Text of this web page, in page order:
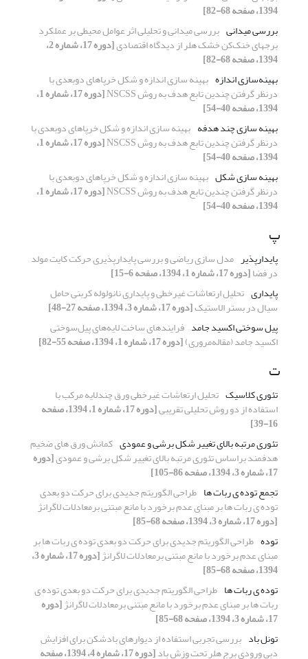
1394، صفحه 68-82]
بررسی میدانی بررسی میدانی و تحلیلی اثر عوامل محیطی بر عملکرد
برجهای خنک‌کن خشک هلر از دیدگاه اقتصادی [دوره 17، شماره 2،
1394، صفحه 68-82]
بهینه‌سازی اندازه بهینه سازی اندازه و شکل خرپاهای دوبعدی با
درنظر گرفتن چندین تابع هدف به روش NSCSS [دوره 17، شماره 1،
1394، صفحه 40-54]
بهینه سازی چند هدفه بهینه سازی اندازه و شکل خرپاهای دوبعدی با
درنظر گرفتن چندین تابع هدف به روش NSCSS [دوره 17، شماره 1،
1394، صفحه 40-54]
بهینه سازی شکل بهینه سازی اندازه و شکل خرپاهای دوبعدی با
درنظر گرفتن چندین تابع هدف به روش NSCSS [دوره 17، شماره 1،
1394، صفحه 40-54]
پ
پایدارپذیر مدل سازی ریاضی و بررسی پایدارپذیری حرکت کایت مولد
در فضا[دوره 17، شماره 1، 1394، صفحه 6-15]
پایداری تحلیل ارتعاشات غیرخطی و پایداری نانولوله کربنی حامل
سیال در بستر الاستیک[دوره 17، شماره 3، 1394، صفحه 27-48]
پیل سوختی اکسید جامد فرایندهای ساخت لایه‌های پیل‌سوختی
‌اکسید‌ جامد (مقاله‌مروری)[دوره 17، شماره 1، 1394، صفحه 55-82]
ت
تئوری کلاسیک تحلیل ارتعاشات غیرخطی ورق چندلایه مرکب با
استفاده از دو روش تحلیلی تقریبی [دوره 17، شماره 1، 1394، صفحه
16-39]
تئوری مرتبه بالای تغییر شکل برشی و عمودی کمانش ورق های ضخیم
هدفمند براساس تئوری مرتبه بالای تغییر شکل برشی و عمودی[دوره
17، شماره 3، 1394، صفحه 86-105]
تجمع توده ی ربات ها طراحی الگوریتم جدیدی برای حرکت دو بعدی
توده ی ربات ها بر مبنای عدم برخورد با مانع مبتنی برمعادلات لاگرانژ
[دوره 17، شماره 3، 1394، صفحه 68-85]
توده طراحی الگوریتم جدیدی برای حرکت دو بعدی توده ی ربات ها بر
مبنای عدم برخورد با مانع مبتنی برمعادلات لاگرانژ [دوره 17، شماره 3،
1394، صفحه 68-85]
توده ی ربات ها طراحی الگوریتم جدیدی برای حرکت دو بعدی توده ی
ربات ها بر مبنای عدم برخورد با مانع مبتنی برمعادلات لاگرانژ[دوره
17، شماره 3، 1394، صفحه 68-85]
تونل باد بررسی تجربی استفاده از دیوارهای بادشکن برای افزایش
دبی ورودی برج هلر تحت وزش باد [دوره 17، شماره 4، 1394، صفحه